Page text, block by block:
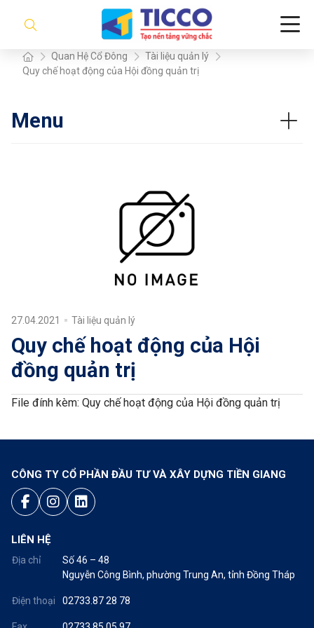
Quan Hệ Cổ Đông
Tài liệu quản lý
Quy chế hoạt động của Hội đồng quản trị
27.04.2021 Tài liệu quản lý
Quy chế hoạt động của Hội
đồng quản trị
File đính kèm: Quy chế hoạt động của Hội đồng quản trị
Menu
CÔNG TY CỔ PHẦN ĐẦU TƯ VÀ XÂY DỰNG TIỀN GIANG
LIÊN HỆ
Địa chỉ
Số 46 – 48
Nguyễn Công Bình, phường Trung An, tỉnh Đồng Tháp
Điện thoại 02733.87 28 78